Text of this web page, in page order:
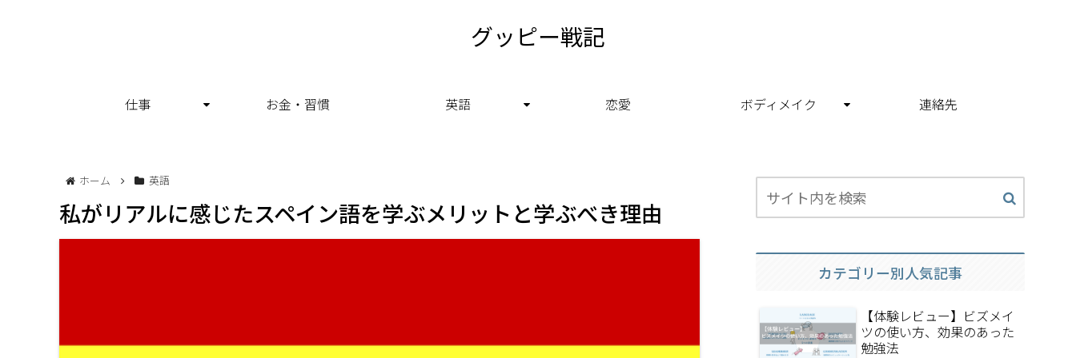
グッピー戦記
仕事 お金・習慣 英語 恋愛 ボディメイク 連絡先
ホーム 英語
私がリアルに感じたスペイン語を学ぶメリットと学ぶべき理由
カテゴリー別人気記事
【体験レビュー】ビズメイ
ツの使い方、効果のあった
勉強法